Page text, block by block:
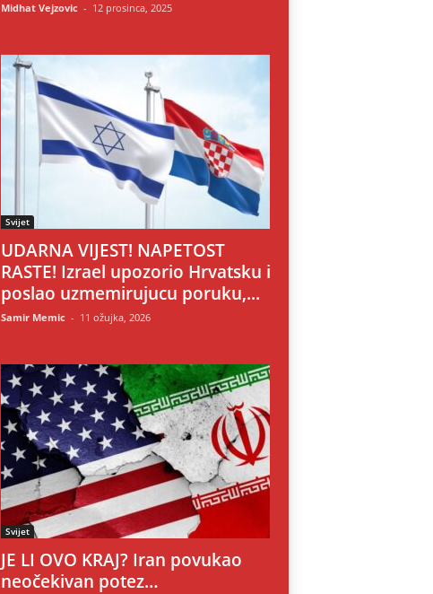
Midhat Vejzovic - 12 prosinca, 2025
Svijet
UDARNA VIJEST! NAPETOST
RASTE! Izrael upozorio Hrvatsku i
poslao uzmemirujucu poruku,...
Samir Memic - 11 ožujka, 2026
Svijet
JE LI OVO KRAJ? Iran povukao
neočekivan potez…